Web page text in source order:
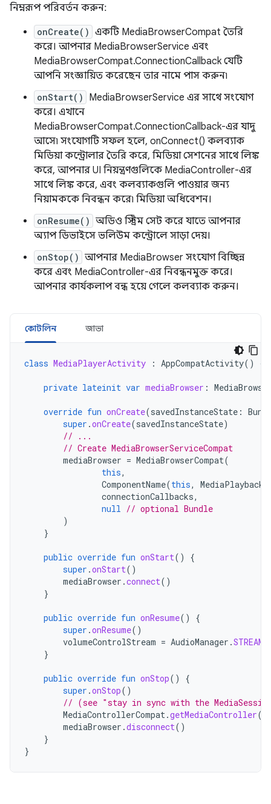
নিম্নরূপ পরিবর্তন করুন:
onCreate() একটি MediaBrowserCompat তৈরি
করে। আপনার MediaBrowserService এবং
MediaBrowserCompat.ConnectionCallback যেটি
আপনি সংজ্ঞায়িত করেছেন তার নামে পাস করুন৷
onStart()
MediaBrowserService এর সাথে সংযোগ
করে। এখানে
MediaBrowserCompat.ConnectionCallback-এর যাদু
আসে৷ সংযোগটি সফল হলে, onConnect() কলব্যাক
মিডিয়া কন্ট্রোলার তৈরি করে, মিডিয়া সেশনের সাথে লিঙ্ক
করে, আপনার UI নিয়ন্ত্রণগুলিকে MediaController-এর
সাথে লিঙ্ক করে, এবং কলব্যাকগুলি পাওয়ার জন্য
নিয়ামককে নিবন্ধন করে৷ মিডিয়া অধিবেশন।
onResume() অডিও স্ট্রিম সেট করে যাতে আপনার
অ্যাপ ডিভাইসে ভলিউম কন্ট্রোলে সাড়া দেয়।
onStop() আপনার MediaBrowser সংযোগ বিচ্ছিন্ন
করে এবং MediaController-এর নিবন্ধনমুক্ত করে।
আপনার কার্যকলাপ বন্ধ হয়ে গেলে কলব্যাক করুন।
কোটলিন জাভা
class MediaPlayerActivity : AppCompatActivity() {
private lateinit var mediaBrowser :
override fun onCreate(savedInstanceState :
super .onCreate(savedInstanceState)
// ...
// Create MediaBrowserServiceCompat
mediaBrowser = MediaBrowserCompat(
this,
ComponentName(this,
connectionCallbacks,
null // optional Bundle
)
}
public override fun onStart()
{
super .onStart()
mediaBrowser .connect()
}
public override fun onResume()
{
super .onResume()
volumeControlStream = AudioManager .
}
public override fun onStop()
{
super .onStop()
// (see "stay in sync with the
MediaControllerCompat.getMediaController(
mediaBrowser .disconnect()
}
}